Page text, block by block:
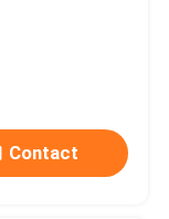
Contact